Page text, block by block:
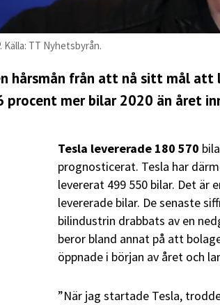
Källa: TT Nyhetsbyrån.
hårsmån från att nå sitt mål
procent mer bilar 2020 än året
Tesla levererade 180 570
prognosticerat. Tesla har
levererat 499 550 bilar. Det är
levererade bilar. De senaste
bilindustrin drabbats av en
beror bland annat på att
öppnade i början av året och
”När jag startade Tesla,